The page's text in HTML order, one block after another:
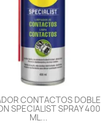
-->
CONTACTOS DOBLE
SPECIALIST SPRAY 400
ML...